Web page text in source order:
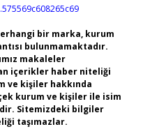
bir marka, kurum
bulunmamaktadır.
makaleler
içerikler haber niteliği
ve kişiler hakkında
kurum ve kişiler ile isim
Sitemizdeki bilgiler
taşımazlar.